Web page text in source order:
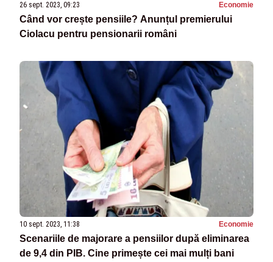
26 sept. 2023, 09:23 Economie
Când vor crește pensiile? Anunțul premierului
Ciolacu pentru pensionarii români
10 sept. 2023, 11:38 Economie
Scenariile de majorare a pensiilor după eliminarea
de 9,4 din PIB. Cine primește cei mai mulți bani